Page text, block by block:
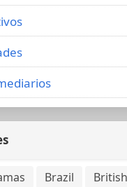
Brazil
British